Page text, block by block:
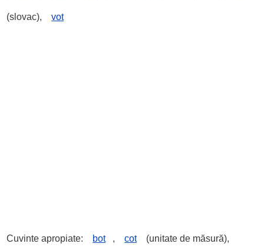
(slovac), vot
Cuvinte apropiate: bot , cot (unitate de măsură),